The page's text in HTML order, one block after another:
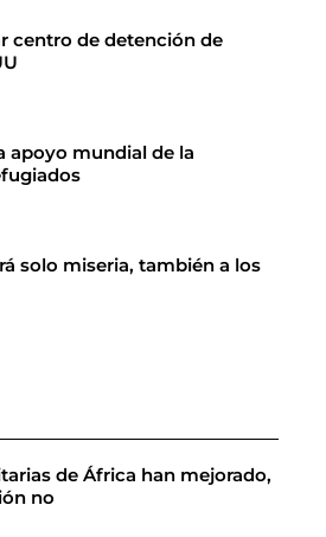
centro de detención de
apoyo mundial de la
solo miseria, también a los
de África han mejorado,
no